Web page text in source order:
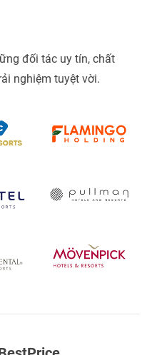
đối tác uy tín, chất
nghiệm tuyệt vời.